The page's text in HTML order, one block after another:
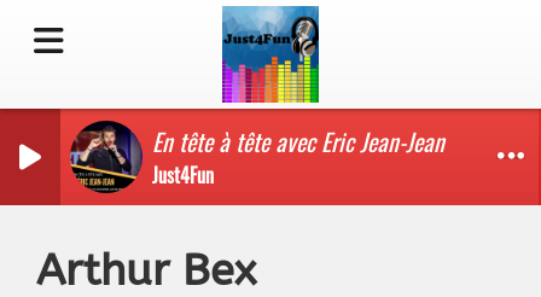
En tête à tête avec Eric Jean-Jean
Just4Fun
Arthur Bex